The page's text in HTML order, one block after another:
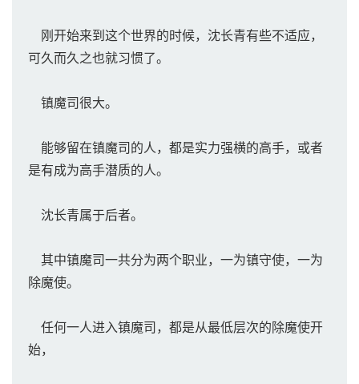
刚开始来到这个世界的时候，沈长青有些不适应，
可久而久之也就习惯了。
镇魔司很大。
能够留在镇魔司的人，都是实力强横的高手，或者
是有成为高手潜质的人。
沈长青属于后者。
其中镇魔司一共分为两个职业，一为镇守使，一为
除魔使。
任何一人进入镇魔司，都是从最低层次的除魔使开
始，